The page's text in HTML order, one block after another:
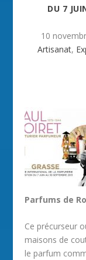
DU 7
10
Artisanat,
Parfums de
Ce précurseur
maisons de
le parfum